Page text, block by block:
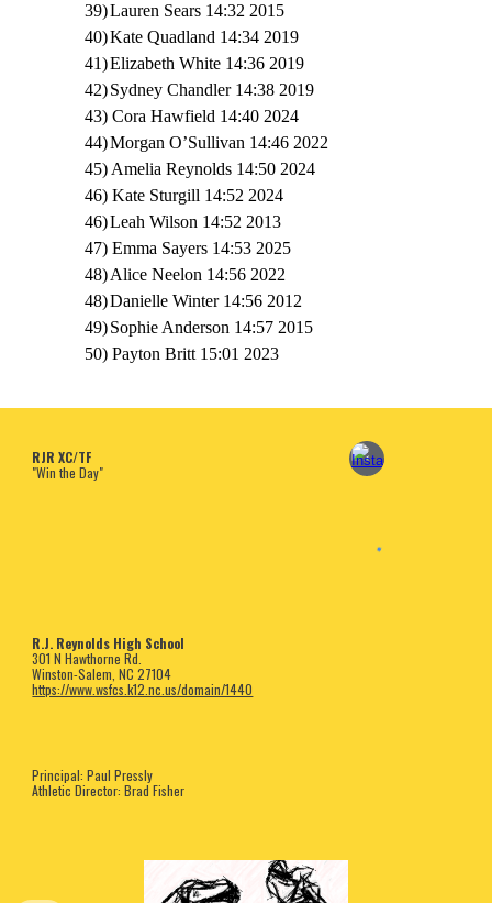
39)Lauren Sears 14:32 2015
40)Kate Quadland 14:34 2019
41)Elizabeth White 14:36 2019
42)Sydney Chandler 14:38 2019
43) Cora Hawfield 14:40 2024
44)Morgan O’Sullivan 14:46 2022
45) Amelia Reynolds 14:50 2024
46) Kate Sturgill 14:52 2024
46)Leah Wilson 14:52 2013
47) Emma Sayers 14:53 2025
48)Alice Neelon 14:56 2022
48)Danielle Winter 14:56 2012
49)Sophie Anderson 14:57 2015
50) Payton Britt 15:01 2023
RJR XC/TF
"Win the Day"
R.J. Reynolds High School
301 N Hawthorne Rd.
Winston-Salem, NC 27104
https://www.wsfcs.k12.nc.us/domain/1440
Principal: Paul Pressly
Athletic Director: Brad Fisher